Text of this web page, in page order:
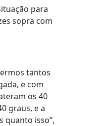
para
sopra com
tantos
e com
os 40
graus, e a
quanto isso”,